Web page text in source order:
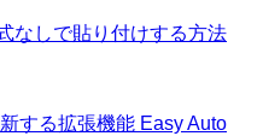
なしで貼り付けする方法
する拡張機能 Easy Auto